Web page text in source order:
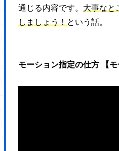
通じる内容です。 大事なと
しましょう！という話。
モーション指定の仕方 【モ
margin: 0;
vertical-align: top !important;
clear: both !important;